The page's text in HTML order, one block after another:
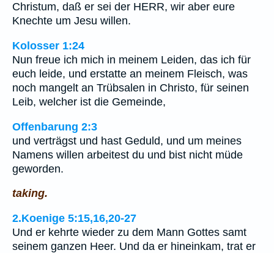
Christum, daß er sei der HERR, wir aber eure
Knechte um Jesu willen.
Kolosser 1:24
Nun freue ich mich in meinem Leiden, das ich für
euch leide, und erstatte an meinem Fleisch, was
noch mangelt an Trübsalen in Christo, für seinen
Leib, welcher ist die Gemeinde,
Offenbarung 2:3
und verträgst und hast Geduld, und um meines
Namens willen arbeitest du und bist nicht müde
geworden.
taking.
2.Koenige 5:15,16,20-27
Und er kehrte wieder zu dem Mann Gottes samt
seinem ganzen Heer. Und da er hineinkam, trat er